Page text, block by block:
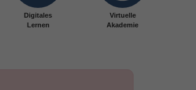
Digitales
Lernen
Virtuelle
Akademie